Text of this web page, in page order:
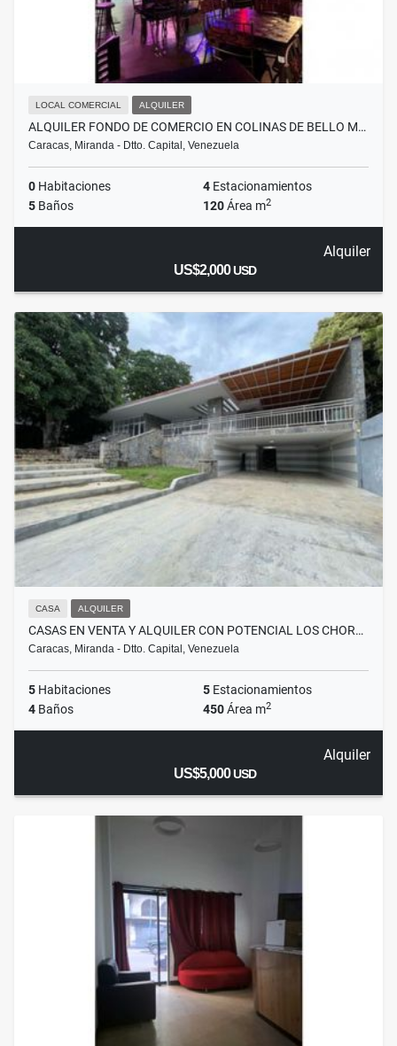
LOCAL COMERCIAL ALQUILER
ALQUILER FONDO DE COMERCIO EN COLINAS DE BELLO M…
Caracas, Miranda - Dtto. Capital, Venezuela
0 Habitaciones 4 Estacionamientos
5 Baños 120Área m2
Alquiler
US$2,000USD
CASA ALQUILER
CASAS EN VENTA Y ALQUILER CON POTENCIAL LOS CHOR…
Caracas, Miranda - Dtto. Capital, Venezuela
5 Habitaciones 5 Estacionamientos
4 Baños 450Área m2
Alquiler
US$5,000USD